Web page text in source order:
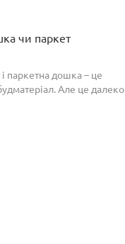
чи паркет
паркетна дошка – це
Але це далеко